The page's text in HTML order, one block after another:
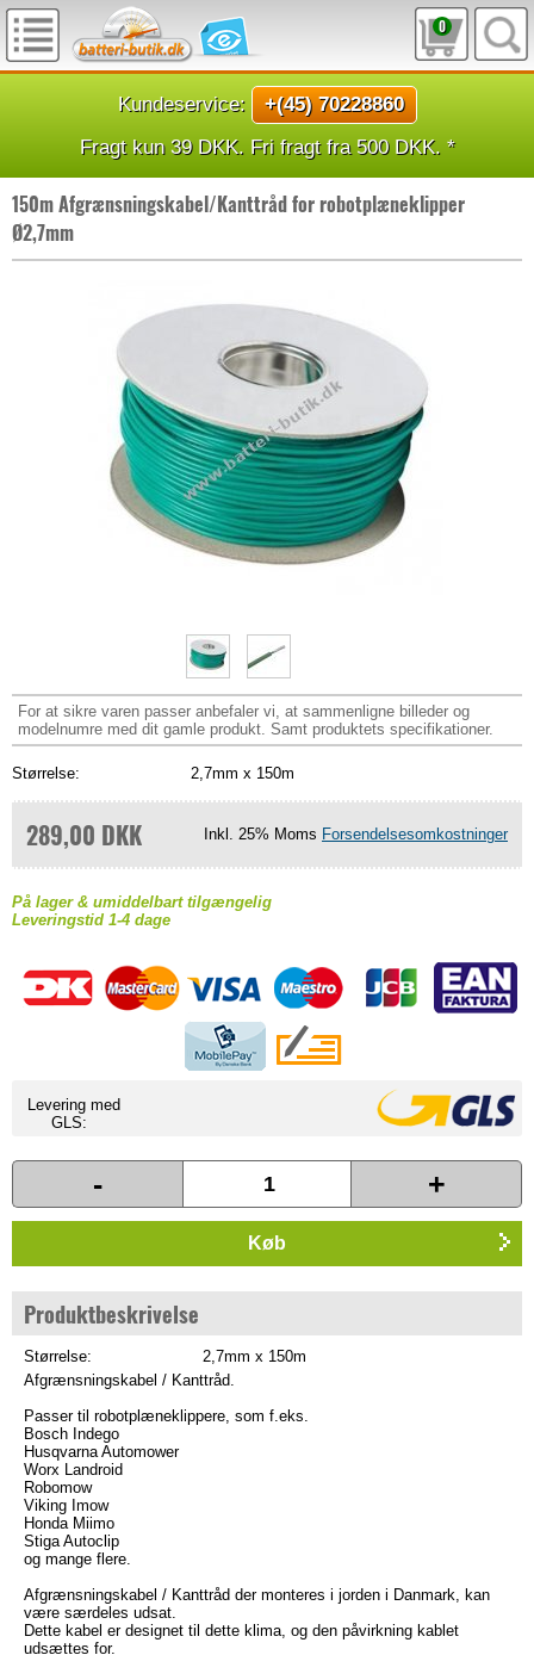
0
Kundeservice:
+(45) 70228860
Fragt kun 39 DKK. Fri fragt fra 500 DKK. *
150m Afgrænsningskabel/Kanttråd for robotplæneklipper
Ø2,7mm
For at sikre varen passer anbefaler vi, at sammenligne billeder og
modelnumre med dit gamle produkt. Samt produktets specifikationer.
Størrelse: 2,7mm x 150m
289,00 DKK Inkl. 25% Moms Forsendelsesomkostninger
På lager & umiddelbart tilgængelig
Leveringstid 1-4 dage
Levering med
GLS:
- +
Køb
Produktbeskrivelse
Størrelse:
2,7mm x 150m
Afgrænsningskabel / Kanttråd.
Passer til robotplæneklippere, som f.eks.
Bosch Indego
Husqvarna Automower
Worx Landroid
Robomow
Viking Imow
Honda Miimo
Stiga Autoclip
og mange flere.
Afgrænsningskabel / Kanttråd der monteres i jorden i Danmark, kan
være særdeles udsat.
Dette kabel er designet til dette klima, og den påvirkning kablet
udsættes for.